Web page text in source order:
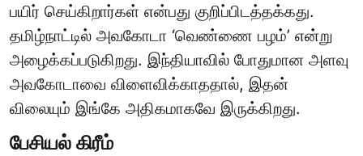
பயிர் செய்கிறார்கள் என்பது குறிப்பிடத்தக்கது.
தமிழ்நாட்டில் அவகோடா ‘வெண்ணை பழம்’ என்று
அழைக்கப்படுகிறது. இந்தியாவில் போதுமான அளவு
அவகோடாவை விளைவிக்காததால், இதன்
விலையும் இங்கே அதிகமாகவே இருக்கிறது.
பேசியல் கிரீம்